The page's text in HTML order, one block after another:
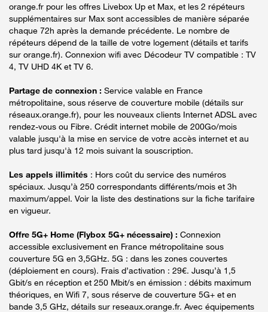
orange.fr pour les offres Livebox Up et Max, et les 2 répéteurs
supplémentaires sur Max sont accessibles de manière séparée
chaque 72h après la demande précédente. Le nombre de
répéteurs dépend de la taille de votre logement (détails et tarifs
sur orange.fr). Connexion wifi avec Décodeur TV compatible : TV
4, TV UHD 4K et TV 6.
Partage de connexion : Service valable en France
métropolitaine, sous réserve de couverture mobile (détails sur
réseaux.orange.fr), pour les nouveaux clients Internet ADSL avec
rendez-vous ou Fibre. Crédit internet mobile de 200Go/mois
valable jusqu'à la mise en service de votre accès internet et au
plus tard jusqu'à 12 mois suivant la souscription.
Les appels illimités : Hors coût du service des numéros
spéciaux. Jusqu’à 250 correspondants différents/mois et 3h
maximum/appel. Voir la liste des destinations sur la fiche tarifaire
en vigueur.
Offre 5G+ Home (Flybox 5G+ nécessaire) : Connexion
accessible exclusivement en France métropolitaine sous
couverture 5G en 3,5GHz. 5G : dans les zones couvertes
(déploiement en cours). Frais d’activation : 29€. Jusqu’à 1,5
Gbit/s en réception et 250 Mbit/s en émission : débits maximum
théoriques, en Wifi 7, sous réserve de couverture 5G+ et en
bande 3,5 GHz, détails sur reseaux.orange.fr. Avec équipements